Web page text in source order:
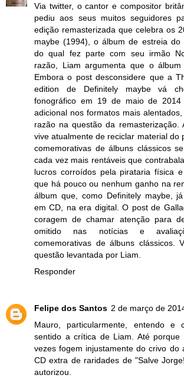
Via twitter, o cantor e compositor
pediu aos seus muitos seguidores
edição remasterizada que celebra os
maybe (1994), o álbum de estreia do
do qual fez parte com seu irmão
razão, Liam argumenta que o álbum
Embora o post desconsidere que a
edition de Definitely maybe vá
fonográfico em 19 de maio de
adicional nos formatos mais
razão na questão da remasterização.
vive atualmente de reciclar material do
comemorativas de álbuns clássicos
cada vez mais rentáveis que
lucros corroídos pela pirataria física
que há pouco ou nenhum ganho na
álbum que, como Definitely maybe,
em CD, na era digital. O post de
coragem de chamar atenção para
omitido nas notícias e
comemorativas de álbuns clássicos.
questão levantada por Liam.
Responder
Felipe dos Santos 2 de março de
Mauro, particularmente, entendo e
sentido a crítica de Liam. Até porque
vezes fogem injustamente do crivo do
CD extra de raridades de "Salve
autorizou.